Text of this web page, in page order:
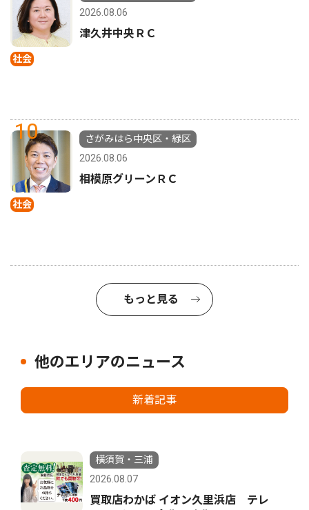
社会
2026.08.06
津久井中央ＲＣ
10
社会
さがみはら中央区・緑区
2026.08.06
相模原グリーンＲＣ
もっと見る
他のエリアのニュース
新着記事
横須賀・三浦
2026.08.07
買取店わかば イオン久里浜店 テレ